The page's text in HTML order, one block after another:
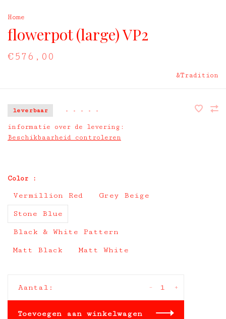
Home
flowerpot (large) VP2
€576,00
&Tradition
leverbaar • • • • •
informatie over de levering:
Beschikbaarheid controleren
Color :
Vermillion Red Grey Beige
Stone Blue
Black & White Pattern
Matt Black Matt White
Aantal: +
-
Toevoegen aan winkelwagen